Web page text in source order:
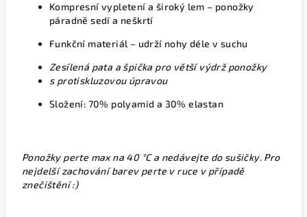
Kompresní vypletení a široký lem – ponožky
páradně sedí a neškrtí
Funkční materiál – udrží nohy déle v suchu
Zesílená pata a špička pro větší výdrž ponožky
s protiskluzovou úpravou
Složení: 70% polyamid a 30% elastan
Ponožky perte max na 40 °C a nedávejte do sušičky. Pro
nejdelší zachování barev perte v ruce v případě
znečištění :)